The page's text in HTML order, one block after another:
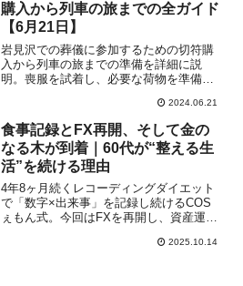
購入から列車の旅までの全ガイド
【6月21日】
岩見沢での葬儀に参加するための切符購
入から列車の旅までの準備を詳細に説
明。喪服を試着し、必要な荷物を準備し
のかプロセスも紹介。帰りの列車の選択
とその理由も含め移動計画を共有しま
す。
2024.06.21
食事記録とFX再開、そして金の
なる木が到着｜60代が“整える生
活”を続ける理由
4年8ヶ月続くレコーディングダイエット
で「数字×出来事」を記録し続けるCOS
ぇもん式。今回はFXを再開し、資産運
える1日を紹介。奈月と早苗のコメント
2025.10.14